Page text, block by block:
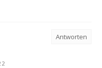
Antworten